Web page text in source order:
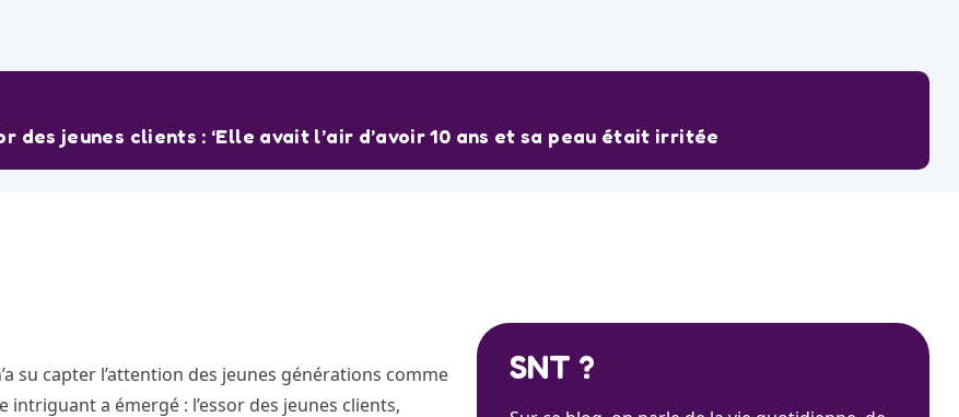
des jeunes clients : ‘Elle avait l’air d’avoir 10 ans et sa peau était irritée
su capter l’attention des jeunes générations comme
a émergé : l’essor des jeunes clients,
SNT ?